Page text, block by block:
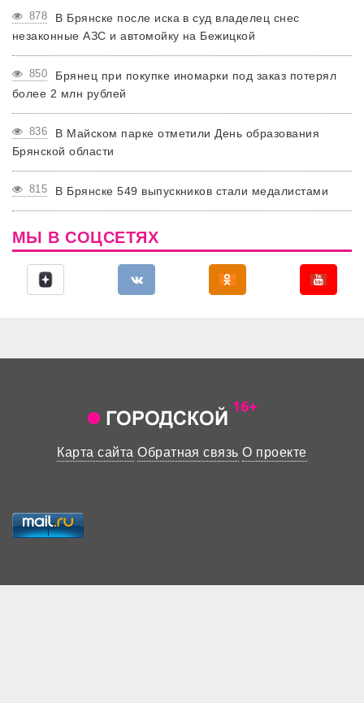
878
В Брянске после иска в суд владелец снес
незаконные АЗС и автомойку на Бежицкой
850
Брянец при покупке иномарки под заказ потерял
более 2 млн рублей
836
В Майском парке отметили День образования
Брянской области
815 В Брянске 549 выпускников стали медалистами
МЫ В СОЦСЕТЯХ
Карта сайта Обратная связь О проекте